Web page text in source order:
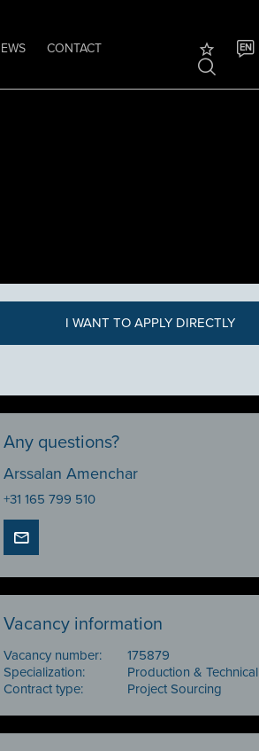
CONTACT
EN
I WANT TO APPLY DIRECTLY
Any questions?
Arssalan Amenchar
+31 165 799 510
Vacancy information
Vacancy number:
175879
Specialization:
Production & Technical
Contract type:
Project Sourcing